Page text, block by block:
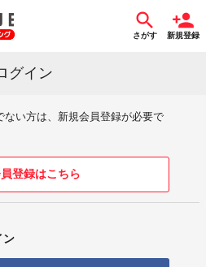
さがす 新規登録
グイン
ない方は、新規会員登録が必要で
登録はこちら
ン